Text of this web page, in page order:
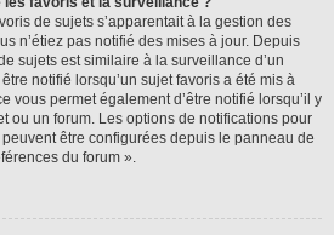
de sujets s’apparentait à la gestion des
n’étiez pas notifié des mises à jour. Depuis
sujets est similaire à la surveillance d’un
notifié lorsqu’un sujet favoris a été mis à
vous permet également d’être notifié lorsqu’il y
ou un forum. Les options de notifications pour
être configurées depuis le panneau de
du forum ».